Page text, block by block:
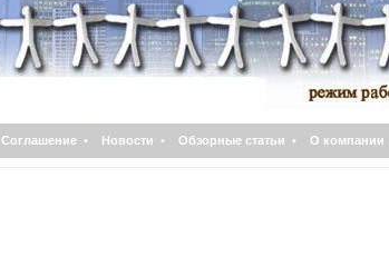
Соглашение • Новости • Обзорные статьи • О компании